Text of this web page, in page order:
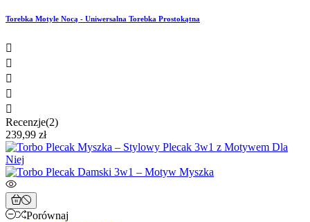
Torebka Motyle Nocą - Uniwersalna Torebka Prostokątna





Recenzje(2)
239,99 zł
Porównaj